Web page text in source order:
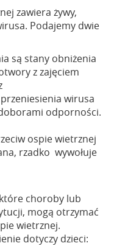
zawiera żywy,
Podajemy dwie
są stany obniżenia
z zajęciem
wirusa
odporności.
ospie wietrznej
rzadko wywołuje
choroby lub
mogą otrzymać
wietrznej.
dotyczy dzieci: